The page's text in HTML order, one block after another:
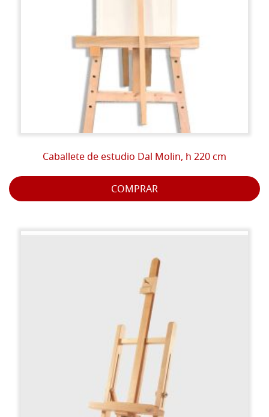
Caballete de estudio Dal Molin, h 220 cm
COMPRAR